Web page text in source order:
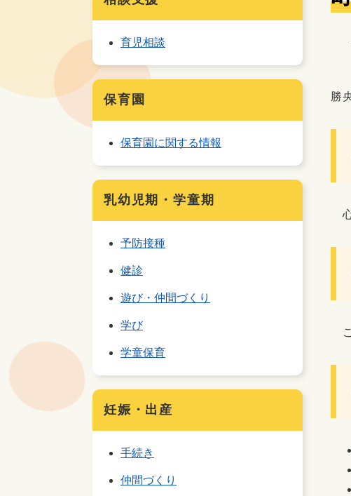
文
勝
育児相談
保育園
保育園に関する情報
乳幼児期・学童期
予防接種
健診
遊び・仲間づくり
学び
学童保育
妊娠・出産
手続き
仲間づくり